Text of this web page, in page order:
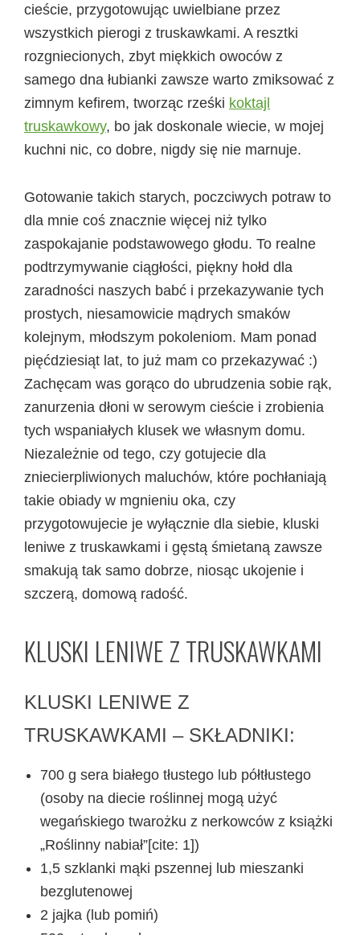
cieście, przygotowując uwielbiane przez
wszystkich pierogi z truskawkami. A resztki
rozgniecionych, zbyt miękkich owoców z
samego dna łubianki zawsze warto zmiksować z
zimnym kefirem, tworząc rześki koktajl
truskawkowy, bo jak doskonale wiecie, w mojej
kuchni nic, co dobre, nigdy się nie marnuje.
Gotowanie takich starych, poczciwych potraw to
dla mnie coś znacznie więcej niż tylko
zaspokajanie podstawowego głodu. To realne
podtrzymywanie ciągłości, piękny hołd dla
zaradności naszych babć i przekazywanie tych
prostych, niesamowicie mądrych smaków
kolejnym, młodszym pokoleniom. Mam ponad
pięćdziesiąt lat, to już mam co przekazywać :)
Zachęcam was gorąco do ubrudzenia sobie rąk,
zanurzenia dłoni w serowym cieście i zrobienia
tych wspaniałych klusek we własnym domu.
Niezależnie od tego, czy gotujecie dla
zniecierpliwionych maluchów, które pochłaniają
takie obiady w mgnieniu oka, czy
przygotowujecie je wyłącznie dla siebie, kluski
leniwe z truskawkami i gęstą śmietaną zawsze
smakują tak samo dobrze, niosąc ukojenie i
szczerą, domową radość.
KLUSKI LENIWE Z TRUSKAWKAMI
KLUSKI LENIWE Z
TRUSKAWKAMI – SKŁADNIKI:
700 g sera białego tłustego lub półtłustego
(osoby na diecie roślinnej mogą użyć
wegańskiego twarożku z nerkowców z książki
„Roślinny nabiał”[cite: 1])
1,5 szklanki mąki pszennej lub mieszanki
bezglutenowej
2 jajka (lub pomiń)